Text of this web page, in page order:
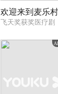
欢迎来到麦乐村
飞天奖获奖医疗剧